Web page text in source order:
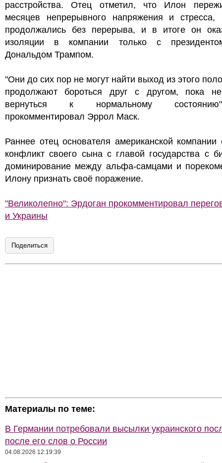
расстройства. Отец отметил, что Илон
месяцев непрерывного напряжения и стресса,
продолжались без перерыва, и в итоге он
изоляции в компании только с
Дональдом Трампом.
"Они до сих пор не могут найти выход из этого
продолжают бороться друг с другом, пока не
вернуться к нормальному
прокомментировал Эррол Маск.
Раннее отец основателя американской компании
конфликт своего сына с главой государства с
доминирование между альфа-самцами и
Илону признать своё поражение.
"Великолепно": Эрдоган прокомментировал
и Украины
Поделиться
Материалы по теме:
В Германии потребовали высылки украинского
после его слов о России
04.08.2026 12:19:39